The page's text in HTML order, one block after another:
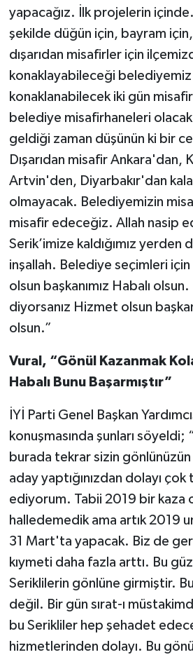
yapacağız. İlk projelerin
şekilde düğün için, bayram
dışarıdan misafirler için
konaklayabileceği belediyemiz
konaklanabilecek iki gün
belediye misafirhaneleri
geldiği zaman düşünün ki bir
Dışarıdan misafir Ankara'dan,
Artvin'den, Diyarbakır'dan
olmayacak. Belediyemizin
misafir edeceğiz. Allah nasip
Serik’imize kaldığımız
inşallah. Belediye seçimleri
olsun başkanımız Habalı
diyorsanız Hizmet olsun
olsun.”
Vural, “Gönül Kazanmak
Habalı Bunu Başarmıştır”
İYİ Parti Genel Başkan
konuşmasında şunları söyeldi;
burada tekrar sizin gönlünüzün
aday yaptığınızdan dolayı çok
ediyorum. Tabii 2019 bir kaza
halledemedik ama artık 2019
31 Mart'ta yapacak. Biz de
kıymeti daha fazla arttı. Bu
Seriklilerin gönlüne girmiştir.
değil. Bir gün sırat-ı
bu Serikliler hep şehadet
hizmetlerinden dolayı. Bu